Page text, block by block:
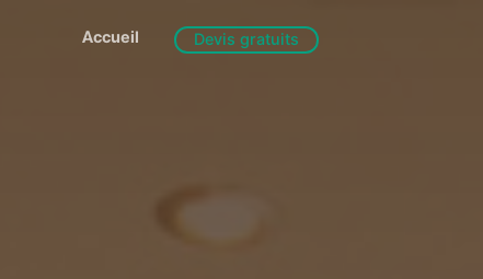
Accueil Devis gratuits